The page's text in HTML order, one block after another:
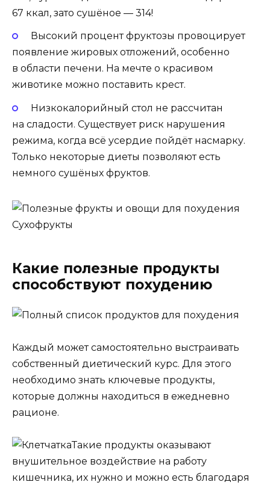
67 ккал, зато сушёное — 314!
Высокий процент фруктозы провоцирует
появление жировых отложений, особенно
в области печени. На мечте о красивом
животике можно поставить крест.
Низкокалорийный стол не рассчитан
на сладости. Существует риск нарушения
режима, когда всё усердие пойдёт насмарку.
Только некоторые диеты позволяют есть
немного сушёных фруктов.
Сухофрукты
Какие полезные продукты
способствуют похудению
Каждый может самостоятельно выстраивать
собственный диетический курс. Для этого
необходимо знать ключевые продукты,
которые должны находиться в ежедневно
рационе.
Такие продукты оказывают
внушительное воздействие на работу
кишечника, их нужно и можно есть благодаря